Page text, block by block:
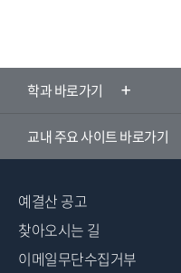
학과 바로가기
교내 주요 사이트 바로가기
예결산 공고
찾아오시는 길
이메일무단수집거부